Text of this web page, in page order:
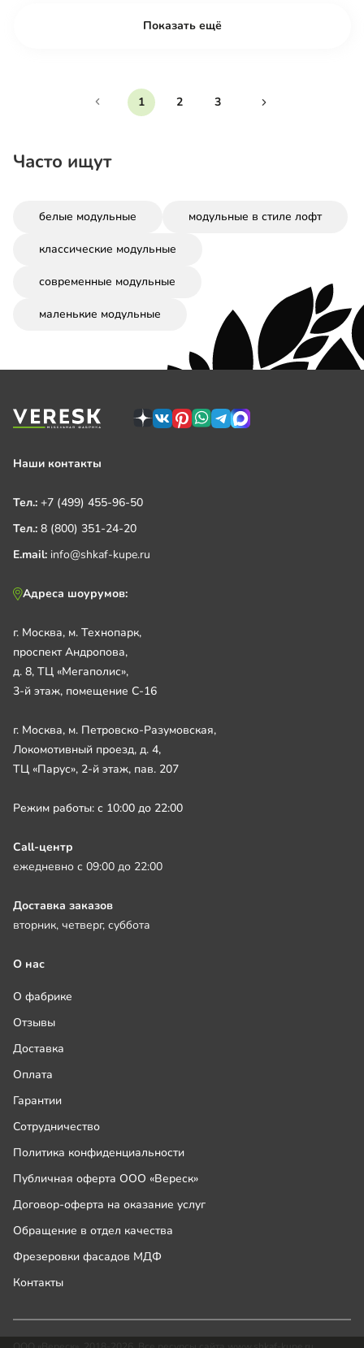
Показать ещё
1 2 3
Часто ищут
белые модульные модульные в стиле лофт
классические модульные
современные модульные
маленькие модульные
Наши контакты
Тел.: +7 (499) 455-96-50
Тел.: 8 (800) 351-24-20
E.mail: info@shkaf-kupe.ru
Адреса шоурумов:
г. Москва, м. Технопарк,
проспект Андропова,
д. 8, ТЦ «Мегаполис»,
3-й этаж, помещение С-16
г. Москва, м. Петровско-Разумовская,
Локомотивный проезд, д. 4,
ТЦ «Парус», 2-й этаж, пав. 207
Режим работы: с 10:00 до 22:00
Call-центр
ежедневно с 09:00 до 22:00
Доставка заказов
вторник, четверг, суббота
О нас
О фабрике
Отзывы
Доставка
Оплата
Гарантии
Сотрудничество
Политика конфиденциальности
Публичная оферта ООО «Вереск»
Договор-оферта на оказание услуг
Обращение в отдел качества
Фрезеровки фасадов МДФ
Контакты